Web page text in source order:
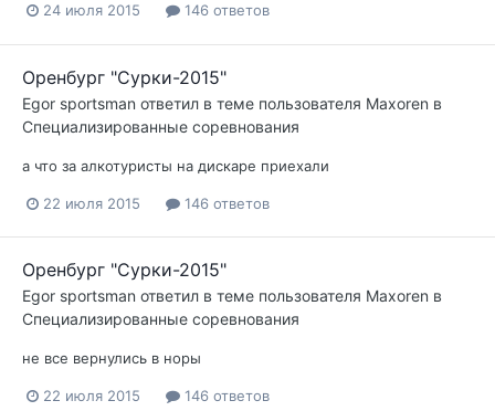
24 июля 2015 146 ответов
Оренбург "Сурки-2015"
Egor sportsman ответил в теме пользователя Maxoren в
Специализированные соревнования
а что за алкотуристы на дискаре приехали
22 июля 2015 146 ответов
Оренбург "Сурки-2015"
Egor sportsman ответил в теме пользователя Maxoren в
Специализированные соревнования
не все вернулись в норы
22 июля 2015 146 ответов